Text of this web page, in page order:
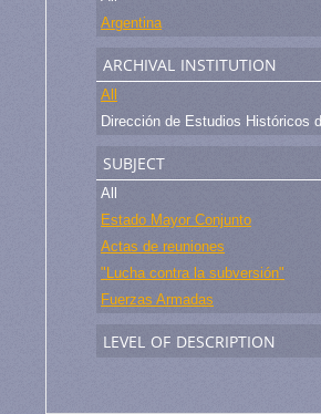
Argentina
archival institution
All
subject
All
Estado Mayor Conjunto
Actas de reuniones
"Lucha contra la subversión"
Fuerzas Armadas
level of description